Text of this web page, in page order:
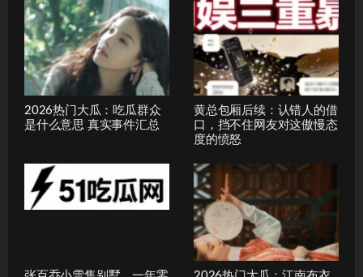
2026热门大瓜：吃瓜群众
是什么意思 真实事件汇总
黄总包厢后续：认错人的借
口，挡不住网友对这傲慢态
度的愤怒